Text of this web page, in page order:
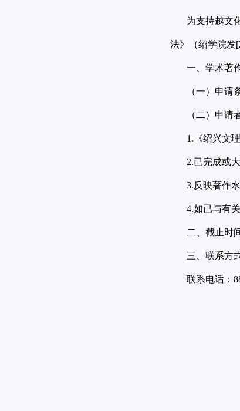
为支持越文化
法》（绍学院发
一、学术著作
（一）申请条
（二）申请者
1.《绍兴文理
2.已完成或大
3.反映著作水
4.如已与有关
二、截止时间
三、联系方
联系电话：
绍兴文
2019